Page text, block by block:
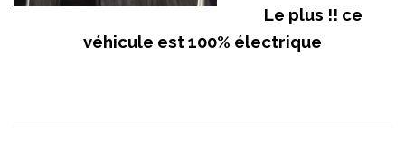
Le plus !! ce
véhicule est 100% électrique